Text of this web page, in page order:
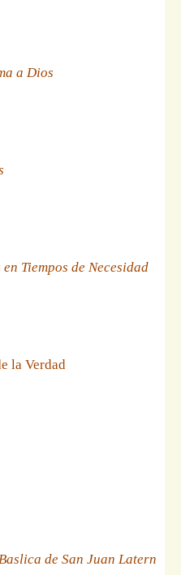
a Dios
Tiempos de Necesidad
la Verdad
de San Juan Latern